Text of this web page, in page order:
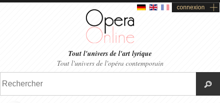
connexion
Tout l'univers de l'art lyrique
Tout l'univers de l'opéra contemporain